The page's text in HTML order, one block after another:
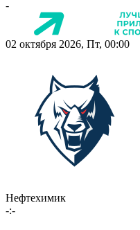
-
02 октября 2026, Пт, 00:00
Нефтехимик
-:-